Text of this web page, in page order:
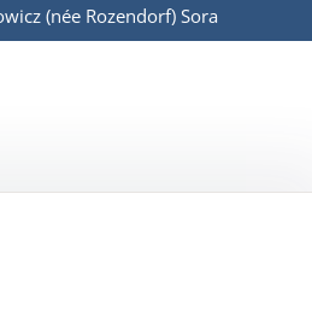
(née Rozendorf) Sora